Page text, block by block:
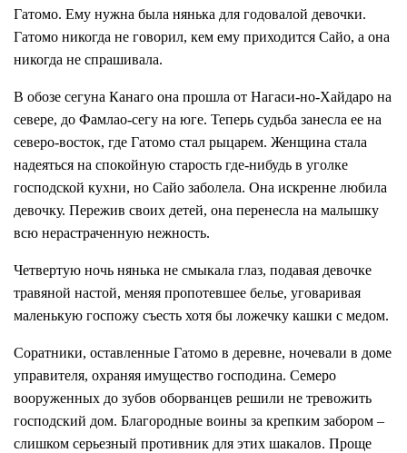
Гатомо. Ему нужна была нянька для годовалой девочки.
Гатомо никогда не говорил, кем ему приходится Сайо, а она
никогда не спрашивала.
В обозе сегуна Канаго она прошла от Нагаси-но-Хайдаро на
севере, до Фамлао-сегу на юге. Теперь судьба занесла ее на
северо-восток, где Гатомо стал рыцарем. Женщина стала
надеяться на спокойную старость где-нибудь в уголке
господской кухни, но Сайо заболела. Она искренне любила
девочку. Пережив своих детей, она перенесла на малышку
всю нерастраченную нежность.
Четвертую ночь нянька не смыкала глаз, подавая девочке
травяной настой, меняя пропотевшее белье, уговаривая
маленькую госпожу съесть хотя бы ложечку кашки с медом.
Соратники, оставленные Гатомо в деревне, ночевали в доме
управителя, охраняя имущество господина. Семеро
вооруженных до зубов оборванцев решили не тревожить
господский дом. Благородные воины за крепким забором –
слишком серьезный противник для этих шакалов. Проще